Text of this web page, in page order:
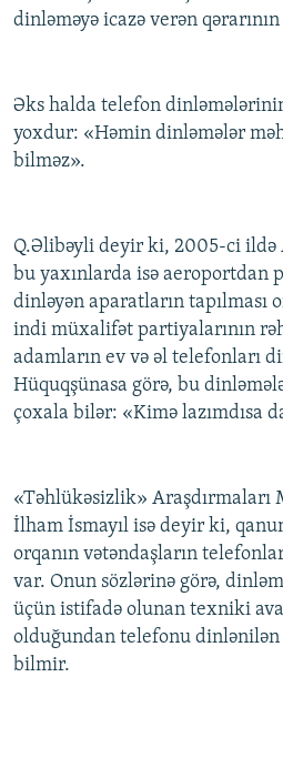
dinləməyə icazə verən qərarının
Əks halda telefon dinləmələrinin
yoxdur: «Həmin dinləmələr
bilməz».
Q.Əlibəyli deyir ki, 2005-ci ildə
bu yaxınlarda isə aeroportdan
dinləyən aparatların tapılması
indi müxalifət partiyalarının
adamların ev və əl telefonları
Hüquqşünasa görə, bu
çoxala bilər: «Kimə lazımdısa
«Təhlükəsizlik» Araşdırmaları
İlham İsmayıl isə deyir ki,
orqanın vətəndaşların
var. Onun sözlərinə görə,
üçün istifadə olunan texniki
olduğundan telefonu dinlənilən
bilmir.